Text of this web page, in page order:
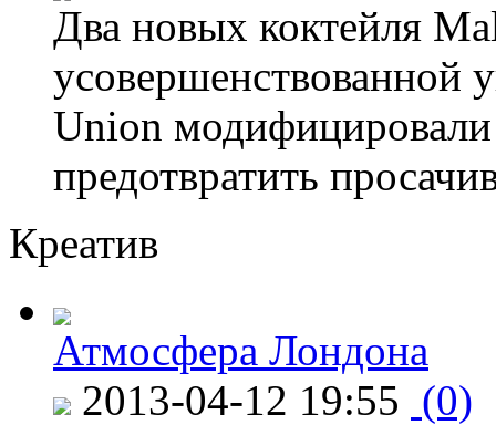
Два новых коктейля
усовершенствованной
Union модифицировали
предотвратить
Креатив
Атмосфера Лондона
2013-04-12 19:55 (0)